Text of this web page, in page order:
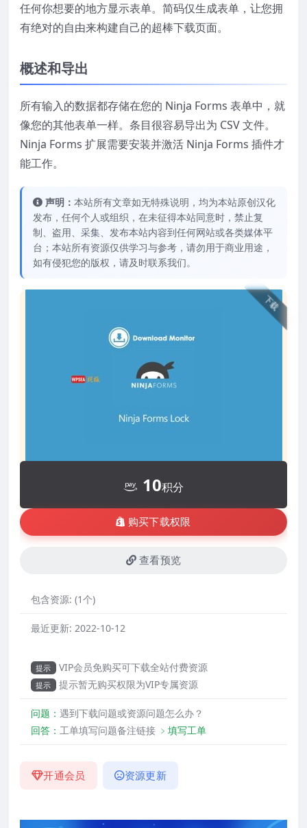
任何你想要的地方显示表单。简码仅生成表单，让您拥
有绝对的自由来构建自己的超棒下载页面。
概述和导出
所有输入的数据都存储在您的 Ninja Forms 表单中，就
像您的其他表单一样。条目很容易导出为 CSV 文件。
Ninja Forms 扩展需要安装并激活 Ninja Forms 插件才
能工作。
声明： 本站所有文章如无特殊说明，均为本站原创汉化
发布，任何个人或组织，在未征得本站同意时，禁止复
制、盗用、采集、发布本站内容到任何网站或各类媒体平
台；本站所有资源仅供学习与参考，请勿用于商业用途，
如有侵犯您的版权，请及时联系我们。
下载
10积分
购买下载权限
查看预览
包含资源: (1个)
最近更新: 2022-10-12
提示 VIP会员免购买可下载全站付费资源
提示 提示暂无购买权限为VIP专属资源
问题： 遇到下载问题或资源问题怎么办？
回答： 工单填写问题备注链接 ﹥填写工单
开通会员 资源更新